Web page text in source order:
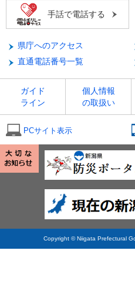
手話で電話する
県庁へのアクセス
直通電話番号一覧
ガイド
ライン
個人情報
の取扱い
PCサイト表示
Copyright © Niigata Prefectural